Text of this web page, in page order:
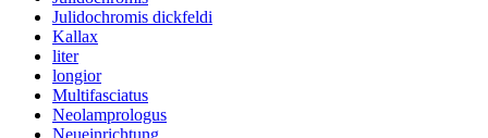
Julidochromis dickfeldi
Kallax
liter
longior
Multifasciatus
Neolamprologus